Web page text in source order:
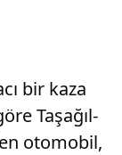
bir kaza
Taşağıl-
otomobil,